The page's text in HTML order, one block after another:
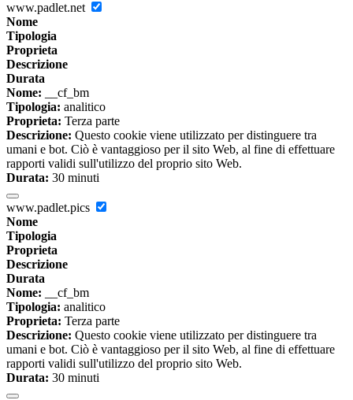
www.padlet.net
Nome
Tipologia
Proprieta
Descrizione
Durata
Nome: __cf_bm
Tipologia: analitico
Proprieta: Terza parte
Descrizione: Questo cookie viene utilizzato per distinguere tra
umani e bot. Ciò è vantaggioso per il sito Web, al fine di effettuare
rapporti validi sull'utilizzo del proprio sito Web.
Durata: 30 minuti
www.padlet.pics
Nome
Tipologia
Proprieta
Descrizione
Durata
Nome: __cf_bm
Tipologia: analitico
Proprieta: Terza parte
Descrizione: Questo cookie viene utilizzato per distinguere tra
umani e bot. Ciò è vantaggioso per il sito Web, al fine di effettuare
rapporti validi sull'utilizzo del proprio sito Web.
Durata: 30 minuti